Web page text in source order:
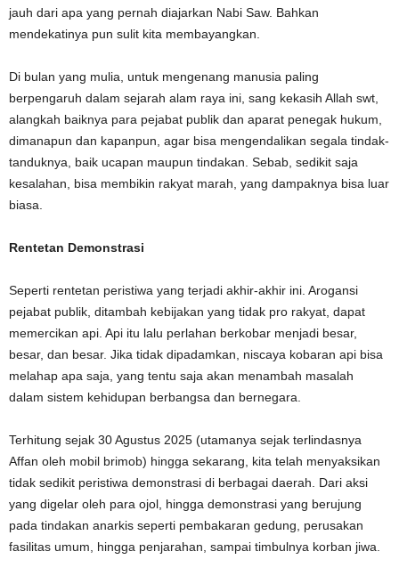
jauh dari apa yang pernah diajarkan Nabi Saw. Bahkan
mendekatinya pun sulit kita membayangkan.
Di bulan yang mulia, untuk mengenang manusia paling
berpengaruh dalam sejarah alam raya ini, sang kekasih Allah swt,
alangkah baiknya para pejabat publik dan aparat penegak hukum,
dimanapun dan kapanpun, agar bisa mengendalikan segala tindak-
tanduknya, baik ucapan maupun tindakan. Sebab, sedikit saja
kesalahan, bisa membikin rakyat marah, yang dampaknya bisa luar
biasa.
Rentetan Demonstrasi
Seperti rentetan peristiwa yang terjadi akhir-akhir ini. Arogansi
pejabat publik, ditambah kebijakan yang tidak pro rakyat, dapat
memercikan api. Api itu lalu perlahan berkobar menjadi besar,
besar, dan besar. Jika tidak dipadamkan, niscaya kobaran api bisa
melahap apa saja, yang tentu saja akan menambah masalah
dalam sistem kehidupan berbangsa dan bernegara.
Terhitung sejak 30 Agustus 2025 (utamanya sejak terlindasnya
Affan oleh mobil brimob) hingga sekarang, kita telah menyaksikan
tidak sedikit peristiwa demonstrasi di berbagai daerah. Dari aksi
yang digelar oleh para ojol, hingga demonstrasi yang berujung
pada tindakan anarkis seperti pembakaran gedung, perusakan
fasilitas umum, hingga penjarahan, sampai timbulnya korban jiwa.